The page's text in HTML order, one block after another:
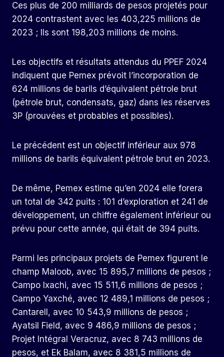
Ces plus de 200 milliards de pesos projetés pour
2024 contrastent avec les 403,225 millions de
2023 ; Ils sont 198,203 millions de moins.
Les objectifs et résultats attendus du PPEF 2024
indiquent que Pemex prévoit l’incorporation de
624 millions de barils d’équivalent pétrole brut
(pétrole brut, condensats, gaz) dans les réserves
3P (prouvées et probables et possibles).
Le précédent est un objectif inférieur aux 978
millions de barils équivalent pétrole brut en 2023.
De même, Pemex estime qu’en 2024 elle forera
un total de 342 puits : 101 d’exploration et 241 de
développement, un chiffre également inférieur ou
prévu pour cette année, qui était de 394 puits.
Parmi les principaux projets de Pemex figurent le
champ Maloob, avec 15 895,7 millions de pesos ;
Campo Ixachi, avec 15 511,6 millions de pesos ;
Campo Yaxché, avec 12 489,1 millions de pesos ;
Cantarell, avec 10 543,9 millions de pesos ;
Ayatsil Field, avec 9 486,9 millions de pesos ;
Projet Intégral Veracruz, avec 8 743 millions de
pesos, et Ek Balam, avec 8 381,5 millions de